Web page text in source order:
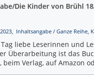
Die Kinder von Brühl
Inhaltsangabe / Ganze Reihe,
liebe Leserinnen und
Überarbeitung ist das
Verlag, auf Amazon